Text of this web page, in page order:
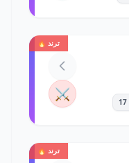
ترند 🔥
⚔️
ترند 🔥